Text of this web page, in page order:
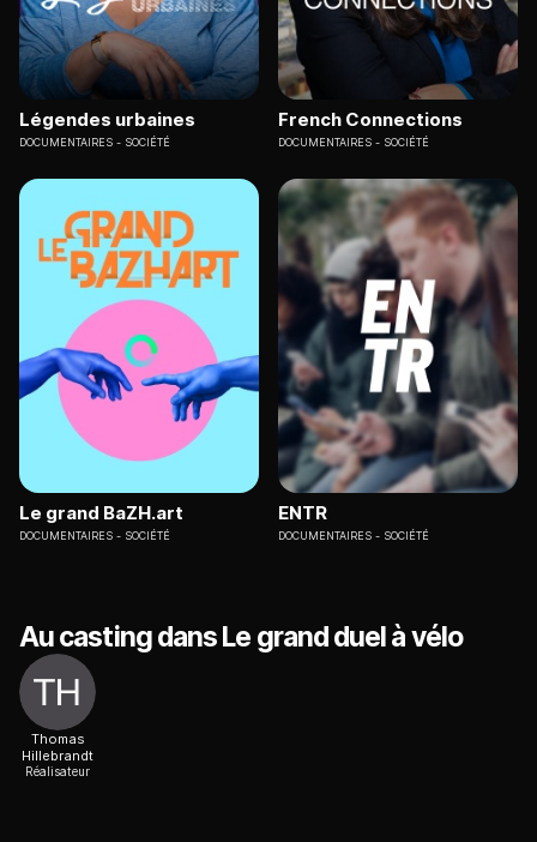
Légendes urbaines
DOCUMENTAIRES SOCIÉTÉ
French Connections
DOCUMENTAIRES SOCIÉTÉ
Le grand BaZH.art
DOCUMENTAIRES SOCIÉTÉ
ENTR
DOCUMENTAIRES SOCIÉTÉ
Au casting dans Le grand duel à vélo
Thomas
Hillebrandt
Réalisateur